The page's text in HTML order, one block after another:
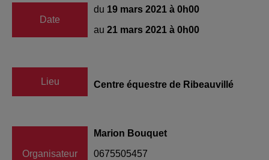
Date
du 19 mars 2021 à 0h00
au 21 mars 2021 à 0h00
Lieu Centre équestre de Ribeauvillé
Organisateur
Marion Bouquet
0675505457